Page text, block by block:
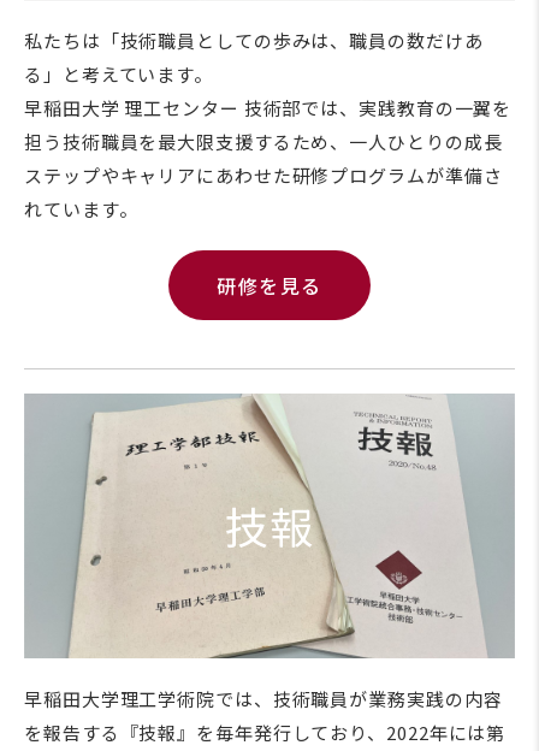
私たちは「技術職員としての歩みは、職員の数だけあ
る」と考えています。
早稲田大学 理工センター 技術部では、実践教育の一翼を
担う技術職員を最大限支援するため、一人ひとりの成長
ステップやキャリアにあわせた研修プログラムが準備さ
れています。
研修を見る
技報
早稲田大学理工学術院では、技術職員が業務実践の内容
を報告する『技報』を毎年発行しており、2022年には第